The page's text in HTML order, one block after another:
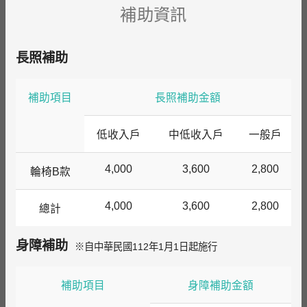
補助資訊
長照補助
補助項目 長照補助金額
低收入戶 中低收入戶 一般戶
輪椅B款 4,000 3,600 2,800
總計 4,000 3,600 2,800
身障補助 ※自中華民國112年1月1日起施行
補助項目 身障補助金額